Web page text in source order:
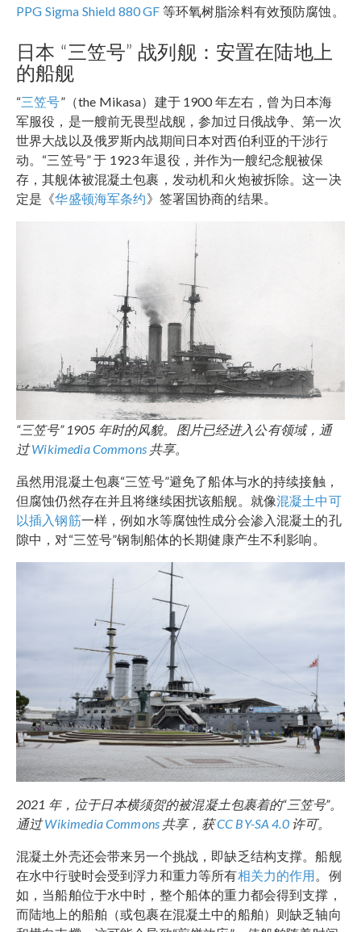
PPG Sigma Shield 880 GF 等环氧树脂涂料有效预防腐蚀。
日本 “三笠号” 战列舰：安置在陆地上
的船舰
“三笠号”（the Mikasa）建于 1900 年左右，曾为日本海
军服役，是一艘前无畏型战舰，参加过日俄战争、第一次
世界大战以及俄罗斯内战期间日本对西伯利亚的干涉行
动。“三笠号” 于 1923 年退役，并作为一艘纪念舰被保
存，其舰体被混凝土包裹，发动机和火炮被拆除。这一决
定是《华盛顿海军条约》签署国协商的结果。
“三笠号” 1905 年时的风貌。图片已经进入公有领域，通
过Wikimedia Commons共享。
虽然用混凝土包裹“三笠号”避免了船体与水的持续接触，
但腐蚀仍然存在并且将继续困扰该船舰。就像混凝土中可
以插入钢筋一样，例如水等腐蚀性成分会渗入混凝土的孔
隙中，对“三笠号”钢制船体的长期健康产生不利影响。
2021 年，位于日本横须贺的被混凝土包裹着的“三笠号”。
通过Wikimedia Commons 共享，获CC BY-SA 4.0许可。
混凝土外壳还会带来另一个挑战，即缺乏结构支撑。船舰
在水中行驶时会受到浮力和重力等所有相关力的作用。例
如，当船舶位于水中时，整个船体的重力都会得到支撑，
而陆地上的船舶（或包裹在混凝土中的船舶）则缺乏轴向